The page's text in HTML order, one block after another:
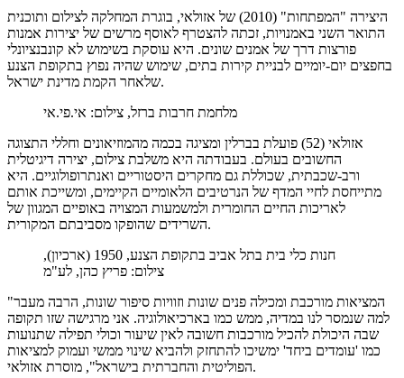
היצירה "המפתחות" (2010) של אזולאי, בוגרת המחלקה לצילום ותוכנית
התואר השני באמנויות, זכתה להצטרף לאוסף מרשים של יצירות אמנות
פורצות דרך של אמנים שונים. היא עוסקת בשימוש לא קונבנציונלי
בחפצים יום-יומיים לבניית קירות בתים, שימוש שהיה נפוץ בתקופת הצנע
שלאחר הקמת מדינת ישראל.
מלחמת חרבות ברזל, צילום: אי.פי.אי
אזולאי (52) פועלת בברלין ומציגה בכמה מהמוזיאונים וחללי התצוגה
החשובים בעולם. בעבודתה היא משלבת צילום, יצירה דיגיטלית
ורב-שכבתית, שכוללת גם מחקרים היסטוריים ואנתרופולוגיים. היא
מתייחסת לחיי המדף של הנרטיבים הלאומיים הקיימים, ומשייכת אותם
לאריכות החיים החומרית ולמשמעות המצויה באופיים המגוון של
השרידים שהופקו מסביבתם המקורית.
חנות כלי בית בתל אביב בתקופת הצנע, 1950 (ארכיון),
צילום: פריץ כהן, לע"מ
"המציאות מורכבת ומכילה פנים שונות וזוויות סיפור שונות, הרבה מעבר
למה שנמסר לנו במדיה, ממש כמו בארכיאולוגיה. אני מרגישה שזו תקופה
שבה היכולת להכיל מורכבות חשובה לאין שיעור וכולי תפילה שתנועות
כמו 'עומדים ביחד' ימשיכו להתחזק ולהביא שינוי ממשי ועמוק למציאות
הפוליטית והחברתית בישראל", מוסרת אזולאי.